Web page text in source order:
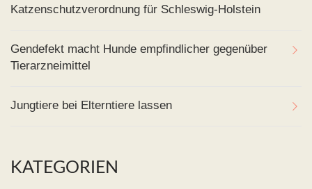
Katzenschutzverordnung für Schleswig-Holstein
Gendefekt macht Hunde empfindlicher gegenüber
Tierarzneimittel
Jungtiere bei Elterntiere lassen
KATEGORIEN